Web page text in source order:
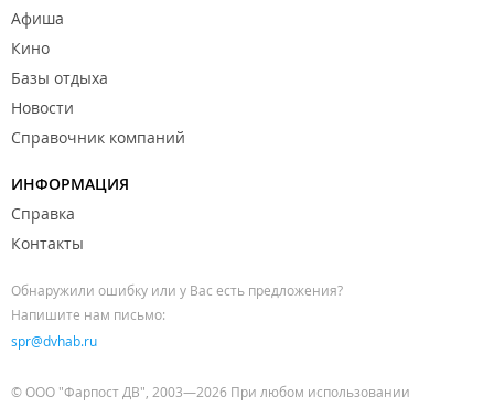
Афиша
Кино
Базы отдыха
Новости
Справочник компаний
ИНФОРМАЦИЯ
Справка
Контакты
Обнаружили ошибку или у Вас есть предложения?
Напишите нам письмо:
spr@dvhab.ru
© ООО "Фарпост ДВ", 2003—2026 При любом использовании